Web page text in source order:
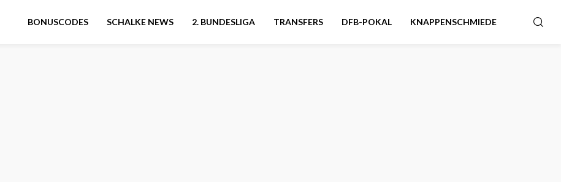
BONUSCODES SCHALKE NEWS 2. BUNDESLIGA TRANSFERS DFB-POKAL KNAPPENSCHMIEDE